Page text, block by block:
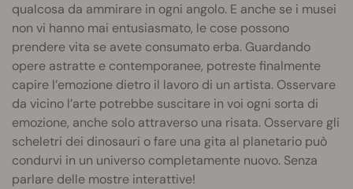
qualcosa da ammirare in ogni angolo. E anche se i musei
non vi hanno mai entusiasmato, le cose possono
prendere vita se avete consumato erba. Guardando
opere astratte e contemporanee, potreste finalmente
capire l’emozione dietro il lavoro di un artista. Osservare
da vicino l’arte potrebbe suscitare in voi ogni sorta di
emozione, anche solo attraverso una risata. Osservare gli
scheletri dei dinosauri o fare una gita al planetario può
condurvi in un universo completamente nuovo. Senza
parlare delle mostre interattive!